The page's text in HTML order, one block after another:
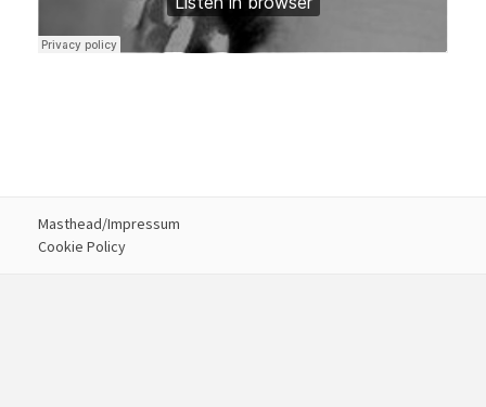
Masthead/Impressum
Cookie Policy